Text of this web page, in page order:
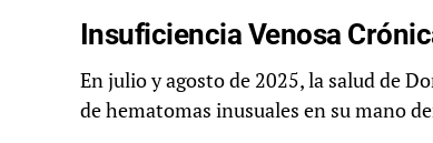
Insuficiencia Venosa
En julio y agosto de 2025, la salud de
de hematomas inusuales en su mano